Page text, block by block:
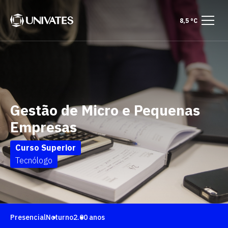
8,5 °C
Gestão de Micro e Pequenas
Empresas
Curso Superior
Tecnólogo
PresencialNoturno2.00 anos